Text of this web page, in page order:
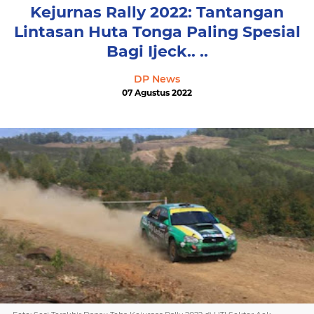
Kejurnas Rally 2022: Tantangan
Lintasan Huta Tonga Paling Spesial
Bagi Ijeck.. ..
DP News
07 Agustus 2022